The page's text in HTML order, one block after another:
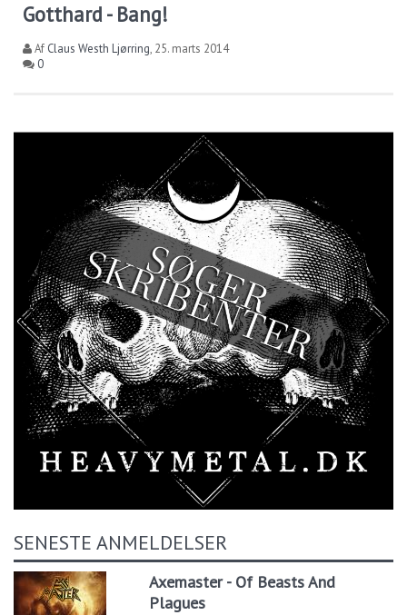
Gotthard - Bang!
Af Claus Westh Ljørring, 25. marts 2014
0
SENESTE ANMELDELSER
Axemaster - Of Beasts And
Plagues